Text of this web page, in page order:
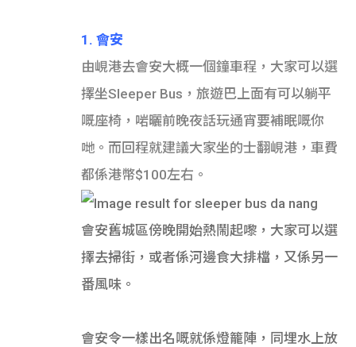
1. 會安
由峴港去會安大概一個鐘車程，大家可以選
擇坐Sleeper Bus，旅遊巴上面有可以躺平
嘅座椅，啱曬前晚夜話玩通宵要補眠嘅你
哋。而回程就建議大家坐的士翻峴港，車費
都係港幣$100左右。
會安舊城區傍晚開始熱鬧起嚟，大家可以選
擇去掃街，或者係河邊食大排檔，又係另一
番風味。
會安令一樣出名嘅就係燈籠陣，同埋水上放